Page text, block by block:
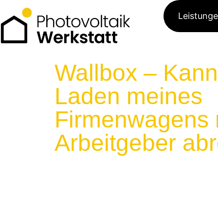
Wallbox –
Laden meines
Firmenwagens
Arbeitgeber